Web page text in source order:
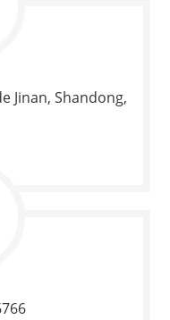
Jinan, Shandong,